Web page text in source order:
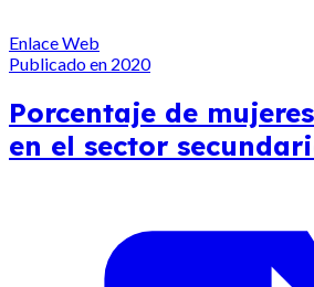
Enlace Web
Publicado en 2020
Porcentaje de
en el sector